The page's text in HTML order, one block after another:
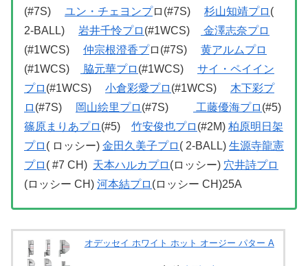
(#7S) ユン・チェヨンプロ(#7S) 杉山知靖プロ (
2-BALL) 岩井千怜プロ (#1WCS)
金澤志奈プロ
(#1WCS) 仲宗根澄香プロ(#7S) 黄アルムプロ
(#1WCS)
脇元華プロ (#1WCS) サイ・ペイイン
プロ (#1WCS) 小倉彩愛プロ (#1WCS) 木下彩プ
ロ (#7S) 岡山絵里プロ (#7S) 工藤優海プロ (#5)
篠原まりあプロ (#5) 竹安俊也プロ (#2M) 柏原明日架
プロ ( ロッシー) 金田久美子プロ ( 2-BALL) 生源寺龍憲
プロ ( #7 CH) 天本ハルカプロ (ロッシー) 穴井詩プロ
(ロッシー CH) 河本結プロ (ロッシー CH)25A
オデッセイ ホワイト ホット オージー パター A